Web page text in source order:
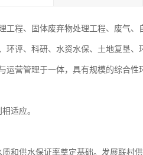
工程、固体废弃物处理工程、废气
环评、科研、水资水保、土地复垦
营管理于一体，具有规模的综合性
适应。
和供水保证率奠定基础。发展联村